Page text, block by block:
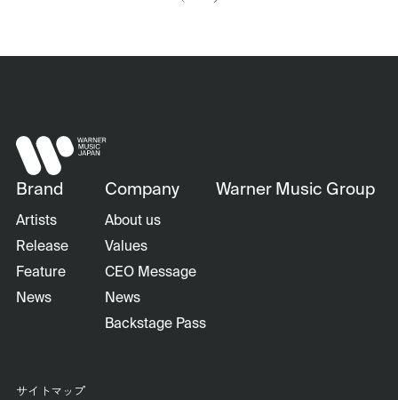
Brand
Artists
Release
Feature
News
Company
About us
Values
CEO Message
News
Backstage Pass
Warner Music Group
サイトマップ